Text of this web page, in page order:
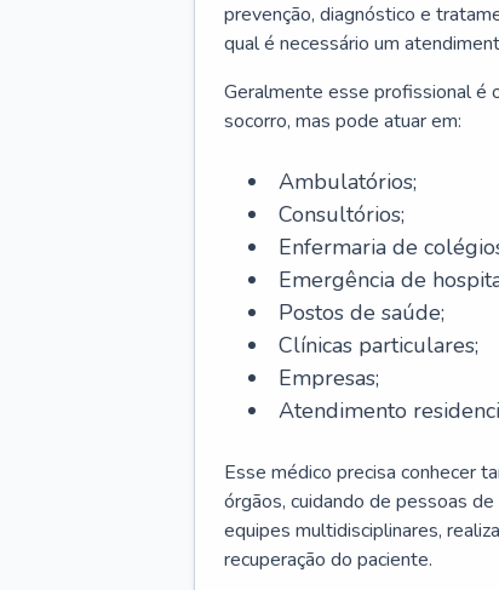
prevenção, diagnóstico e
qual é necessário um
Geralmente esse profissional é
socorro, mas pode atuar em:
Ambulatórios;
Consultórios;
Enfermaria de
Emergência de
Postos de saúde;
Clínicas particulares;
Empresas;
Atendimento
Esse médico precisa conhecer
órgãos, cuidando de pessoas
equipes multidisciplinares,
recuperação do paciente.